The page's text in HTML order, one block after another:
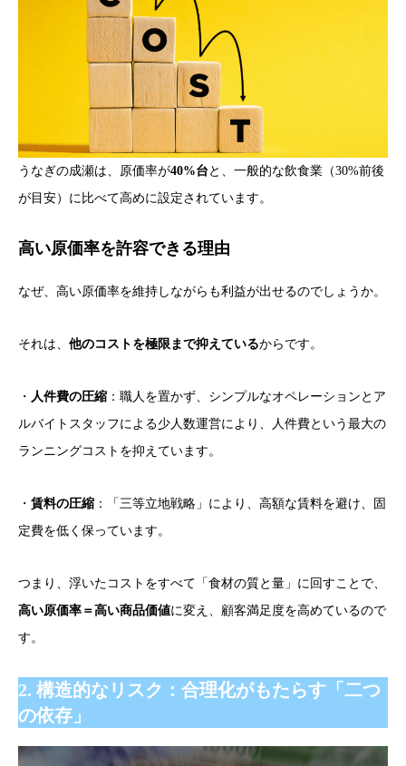
うなぎの成瀬は、原価率が40%台 と、一般的な飲食業（30%前後
が目安）に比べて高めに設定されています。
高い原価率を許容できる理由
なぜ、高い原価率を維持しながらも利益が出せるのでしょうか。
それは、 他のコストを極限まで抑えているからです。
・ 人件費の圧縮 ：職人を置かず、シンプルなオペレーションとア
ルバイトスタッフによる少人数運営により、人件費という最大の
ランニングコストを抑えています。
・ 賃料の圧縮 ：「三等立地戦略」により、高額な賃料を避け、固
定費を低く保っています。
つまり、浮いたコストをすべて「食材の質と量」に回すことで、
高い原価率＝高い商品価値に変え、顧客満足度を高めているので
す。
2. 構造的なリスク：合理化がもたらす「二つ
の依存」